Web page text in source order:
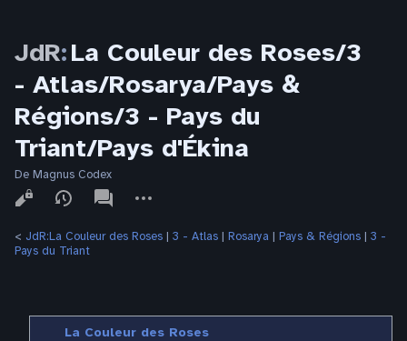
JdR:La Couleur des Roses/3
- Atlas/Rosarya/Pays &
Régions/3 - Pays du
Triant/Pays d'Ékina
De Magnus Codex
Affichages
associated-
pages
actions
< JdR:La Couleur des Roses ‎ | 3 - Atlas ‎ | Rosarya ‎ | Pays & Régions ‎ | 3 -
Pays du Triant
La Couleur des Roses